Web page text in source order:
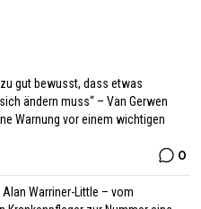
gut bewusst, dass etwas
ändern muss“ – Van Gerwen
Warnung vor einem wichtigen
0
Alan Warriner-Little – vom